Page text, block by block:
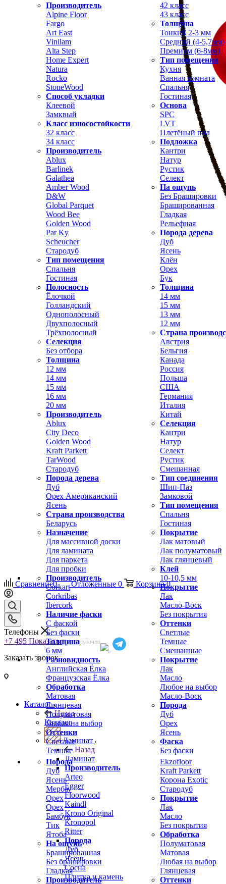
Производитель
Alpine Floor
Fargo
Art East
Vinilam
Alta Step
Home Expert
Natura
Rocko
StoneWood
Способ укладки
Клеевой
Замквый
Класс износостойкости
32 класс
34 класс
42 класс
43 класс
Толщина
Тонкий 2-3 мм
Средний (4-5,7мм)
Премиум (6-8мм)
Тип помещения
Кухня
Ванная комната
Спальня
Гостиная
Основа
SPC
LVT
Плетёный пол
Подложка
Производитель
Ablux
Barlinek
Galathea
Amber Wood
D&W
Global Parquet
Wood Bee
Golden Wood
Par Ky
Scheucher
Стародуб
Тип помещения
Спальня
Гостиная
Полосность
Ёлочкой
Голландский
Однополосный
Двухполосный
Трёхполосный
Селекция
Без отбора
Кантри
Натур
Рустик
Селект
На ощупь
Без Брашировки
Брашированная
Гладкая
Рельефная
Порода дерева
Дуб
Ясень
Клён
Орех
Бук
Толщина
14 мм
15 мм
13 мм
12 мм
Страна
Австрия
Бельгия
Толщина
12 мм
14 мм
15 мм
16 мм
20 мм
Производитель
Ablux
City Deco
Golden Wood
Kraft Parkett
TarWood
Стародуб
Порода дерева
Дуб
Орех Американский
Ясень
Страна производства
Беларусь
Канада
Россия
Польша
США
Германия
Италия
Китай
Селекция
Кантри
Натур
Селект
Рустик
Смешанная
Тип соединения
Шип-Паз
Замковой
Тип помещения
Спальня
Гостиная
Назначение
Для массивной доски
Для ламината
Для паркета
Для пробки
Покрытие
Лак матовый
Лак полуматовый
Лак глянцевый
Клей
Производитель
Corkart
Corkribas
Ibercork
Наличие фаски
С фаской
Без фаски
Толщина
6 мм
10-10,5 мм
Покрытие
Лак
Масло-Воск
Без покрытия
Оттенки
Светлые
Темные
Смешанные
Разновидность
Английская Ёлка
Французская Ёлка
Обработка
Матовая
Глянцевая
Полуматовая
Любая на выбор
Оттенки
Светлые
Темные
Покрытие
Лак
Масло
Любое на выбор
Масло-Воск
Порода
Дуб
Орех
Ясень
Фаска
Без фаски
Порода
Дуб
Ясень
Мербау
Орех
Орех
Бамбук
Тик
Ятоба
На ощупь
Брашированная
Без брашировки
Гладкая
Производитель
Ekzofloor
Kraft Parkett
Корона Exotic
Стародуб
Покрытие
Лак
Масло
Без покрытия
Обработка
Полуматовая
Матовая
Любая на выбор
Глянцевая
Оттенки
Сравнение0 Отложенные 0 Корзина 0
Телефоны
+7 495 Показать Круглосуточно
Заказать звонок
Каталог
Назад
Каталог
Ламинат
Назад
Ламинат
Производитель
Arteo
Egger
Floorwood
Kaindl
Krono Original
Kronopol
Ritter
Порода
Дуб
Ясень
Сосна
Плитка и камень